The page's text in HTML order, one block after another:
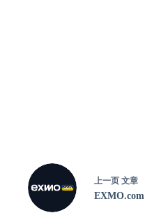
上一页 文章
EXMO.com